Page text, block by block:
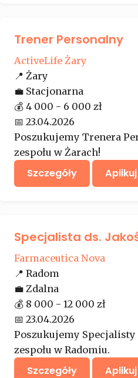
Trener Personalny
ActiveLife Żary
📍 Żary
💼 Stacjonarna
💰 4 000 - 6 000 zł
📅 23.04.2026
Poszukujemy Trenera
zespołu w Żarach!
Szczegóły Aplikuj
Specjalista ds.
Farmaceutica Nova
📍 Radom
💼 Zdalna
💰 8 000 - 12 000 zł
📅 23.04.2026
Poszukujemy Specjalisty
zespołu w Radomiu.
Szczegóły Aplikuj